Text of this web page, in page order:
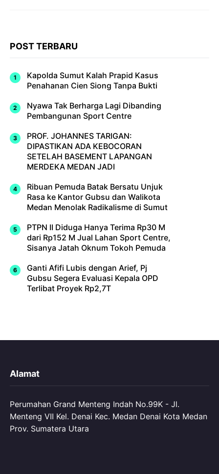
POST TERBARU
Kapolda Sumut Kalah Prapid Kasus
Penahanan Cien Siong Tanpa Bukti
Nyawa Tak Berharga Lagi Dibanding
Pembangunan Sport Centre
PROF. JOHANNES TARIGAN:
DIPASTIKAN ADA KEBOCORAN
SETELAH BASEMENT LAPANGAN
MERDEKA MEDAN JADI
Ribuan Pemuda Batak Bersatu Unjuk
Rasa ke Kantor Gubsu dan Walikota
Medan Menolak Radikalisme di Sumut
PTPN II Diduga Hanya Terima Rp30 M
dari Rp152 M Jual Lahan Sport Centre,
Sisanya Jatah Oknum Tokoh Pemuda
Ganti Afifi Lubis dengan Arief, Pj
Gubsu Segera Evaluasi Kepala OPD
Terlibat Proyek Rp2,7T
Alamat
Perumahan Grand Menteng Indah No.99K - Jl.
Menteng VII Kel. Denai Kec. Medan Denai Kota Medan
Prov. Sumatera Utara